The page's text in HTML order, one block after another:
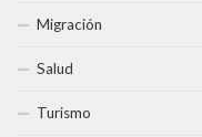
Migración
Salud
Turismo